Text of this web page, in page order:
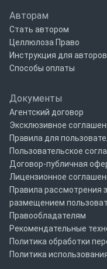
Авторам
Стать автором
Целлюлоза Право
Инструкция для авторов
Способы оплаты
Документы
Агентский договор
Эксклюзивное
Правила для
Пользовательское
Договор-публичная
Лицензионное
Правила рассмотрения
размещением
Правообладателям
Рекомендательные
Политика обработки
Политика